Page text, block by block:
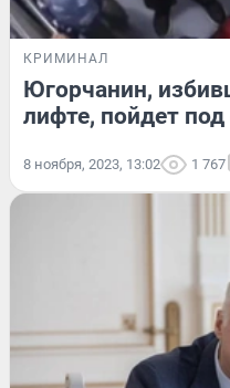
КРИМИНАЛ
Югорчанин,
лифте, пойдет под
8 ноября, 2023, 13:02 1 767